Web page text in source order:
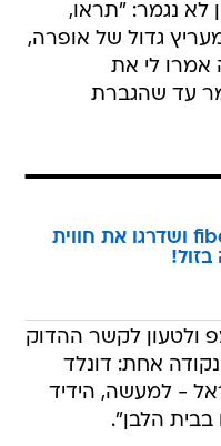
לא נגמר: "תראו,
גדול של אופרה,
לי את
עד שהגברת
הצטרפו לוואלה fiber ושדרגו את חווית
בזול!
ולטעון לקשר ההדוק
נקודה אחת: דונלד
- למעשה, הידיד
בבית הלבן".